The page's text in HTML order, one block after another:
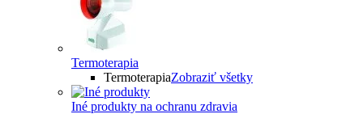
Termoterapia
TermoterapiaZobraziť všetky
Iné produkty na ochranu zdravia